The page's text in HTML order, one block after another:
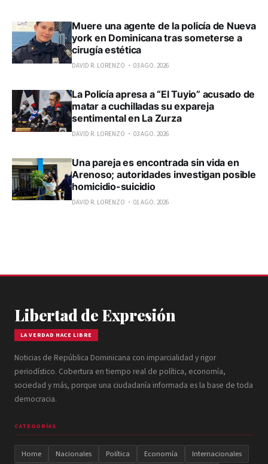
Muere una agente de la policía de Nueva
york en Dominicana tras someterse a
cirugía estética
DAVID R. LORENZO 03 AGO. 2026
La Policía apresa a “El Tuyio” acusado de
matar a cuchilladas su expareja
sentimental en La Zurza
DAVID R. LORENZO 03 AGO. 2026
Una pareja es encontrada sin vida en
Arenoso; autoridades investigan posible
homicidio-suicidio
DAVID R. LORENZO 01 AGO. 2026
Libertad de Expresión
LA VERDAD HACE LIBRE
Noticias de República Dominicana con imparcialidad y rigor
periodístico. Cobertura en tiempo real de política, economía,
sociedad y más, porque una ciudadanía informada es la base de toda
democracia.
CATEGORÍAS
Home Nacionales Política Economía Internacionales